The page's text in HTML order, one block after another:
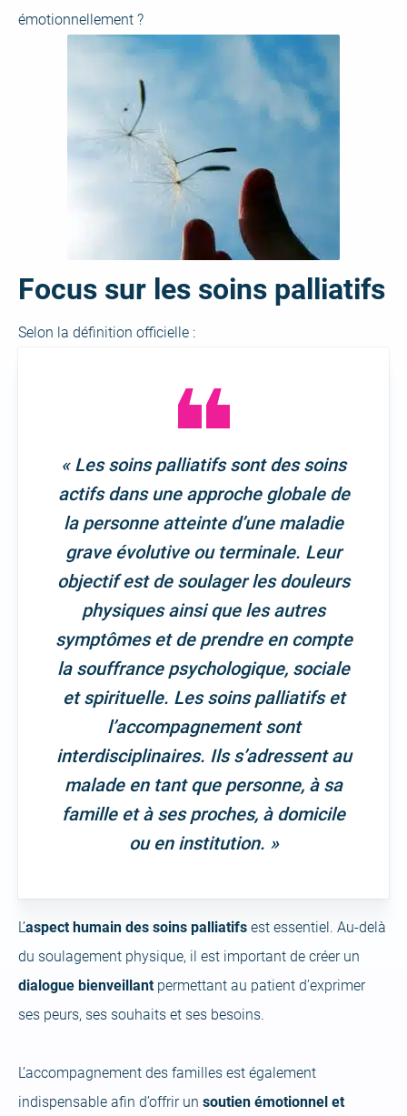
émotionnellement ?
Focus sur les soins palliatifs
Selon la définition officielle :
« Les soins palliatifs sont des soins
actifs dans une approche globale de
la personne atteinte d’une maladie
grave évolutive ou terminale. Leur
objectif est de soulager les douleurs
physiques ainsi que les autres
symptômes et de prendre en compte
la souffrance psychologique, sociale
et spirituelle. Les soins palliatifs et
l’accompagnement sont
interdisciplinaires. Ils s’adressent au
malade en tant que personne, à sa
famille et à ses proches, à domicile
ou en institution. »
L’aspect humain des soins palliatifs est essentiel. Au-delà
du soulagement physique, il est important de créer un
dialogue bienveillantpermettant au patient d’exprimer
ses peurs, ses souhaits et ses besoins.
L’accompagnement des familles est également
indispensable afin d’offrir un soutien émotionnel et